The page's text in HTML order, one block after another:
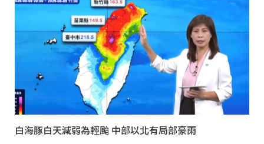
白海豚白天減弱為輕颱 中部以北有局部豪雨